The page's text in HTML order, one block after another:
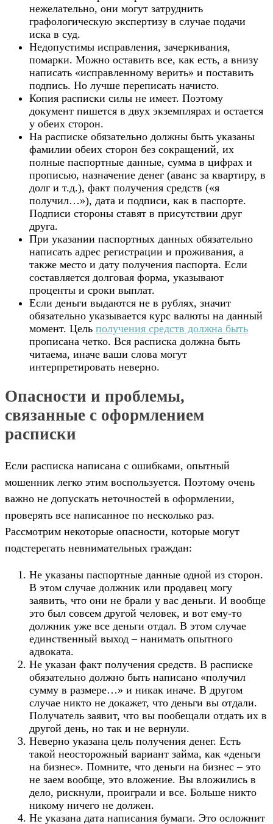
нежелательно, они могут затруднить
графологическую экспертизу в случае подачи
иска в суд.
Недопустимы исправления, зачеркивания,
помарки. Можно оставить все, как есть, а внизу
написать «исправленному верить» и поставить
подпись. Но лучше переписать начисто.
Копия расписки силы не имеет. Поэтому
документ пишется в двух экземплярах и остается
у обеих сторон.
На расписке обязательно должны быть указаны
фамилии обеих сторон без сокращений, их
полные паспортные данные, сумма в цифрах и
прописью, назначение денег (аванс за квартиру, в
долг и т.д.), факт получения средств («я
получил…»), дата и подписи, как в паспорте.
Подписи стороны ставят в присутствии друг
друга.
При указании паспортных данных обязательно
написать адрес регистрации и проживания, а
также место и дату получения паспорта. Если
составляется долговая форма, указывают
проценты и сроки выплат.
Если деньги выдаются не в рублях, значит
обязательно указывается курс валюты на данный
момент. Цель получения средств должна быть
прописана четко. Вся расписка должна быть
читаема, иначе ваши слова могут
интерпретировать неверно.
Опасности и проблемы,
связанные с оформлением
расписки
Если расписка написана с ошибками, опытный
мошенник легко этим воспользуется. Поэтому очень
важно не допускать неточностей в оформлении,
проверять все написанное по несколько раз.
Рассмотрим некоторые опасности, которые могут
подстерегать невнимательных граждан:
Не указаны паспортные данные одной из сторон.
В этом случае должник или продавец могу
заявить, что они не брали у вас деньги. И вообще
это был совсем другой человек, и вот ему-то
должник уже все деньги отдал. В этом случае
единственный выход – нанимать опытного
адвоката.
Не указан факт получения средств. В расписке
обязательно должно быть написано «получил
сумму в размере…» и никак иначе. В другом
случае никто не докажет, что деньги вы отдали.
Получатель заявит, что вы пообещали отдать их в
другой день, но так и не вернули.
Неверно указана цель получения денег. Есть
такой неосторожный вариант займа, как «деньги
на бизнес». Помните, что деньги на бизнес – это
не заем вообще, это вложение. Вы вложились в
дело, рискнули, проиграли и все. Больше никто
никому ничего не должен.
Не указана дата написания бумаги. Это осложнит